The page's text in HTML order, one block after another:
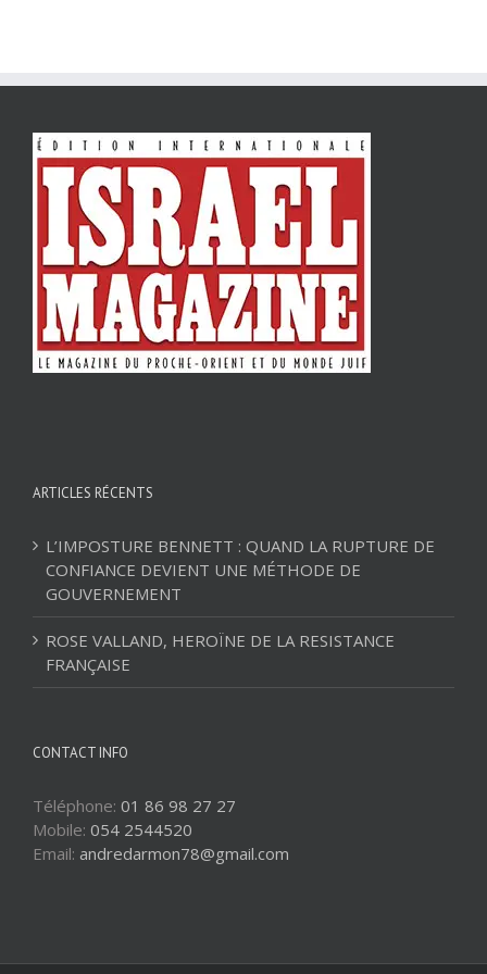
ARTICLES RÉCENTS
L’IMPOSTURE BENNETT : QUAND LA RUPTURE DE
CONFIANCE DEVIENT UNE MÉTHODE DE
GOUVERNEMENT
ROSE VALLAND, HEROÏNE DE LA RESISTANCE
FRANÇAISE
CONTACT INFO
Téléphone: 01 86 98 27 27
Mobile: 054 2544520
Email: andredarmon78@gmail.com